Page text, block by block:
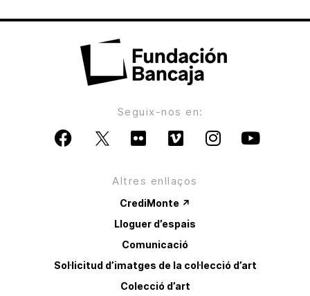
Seguix-nos en:
Altres enllaços
CrediMonte ↗
Lloguer d’espais
Comunicació
Sol·licitud d’imatges de la col·lecció d’art
Colecció d’art